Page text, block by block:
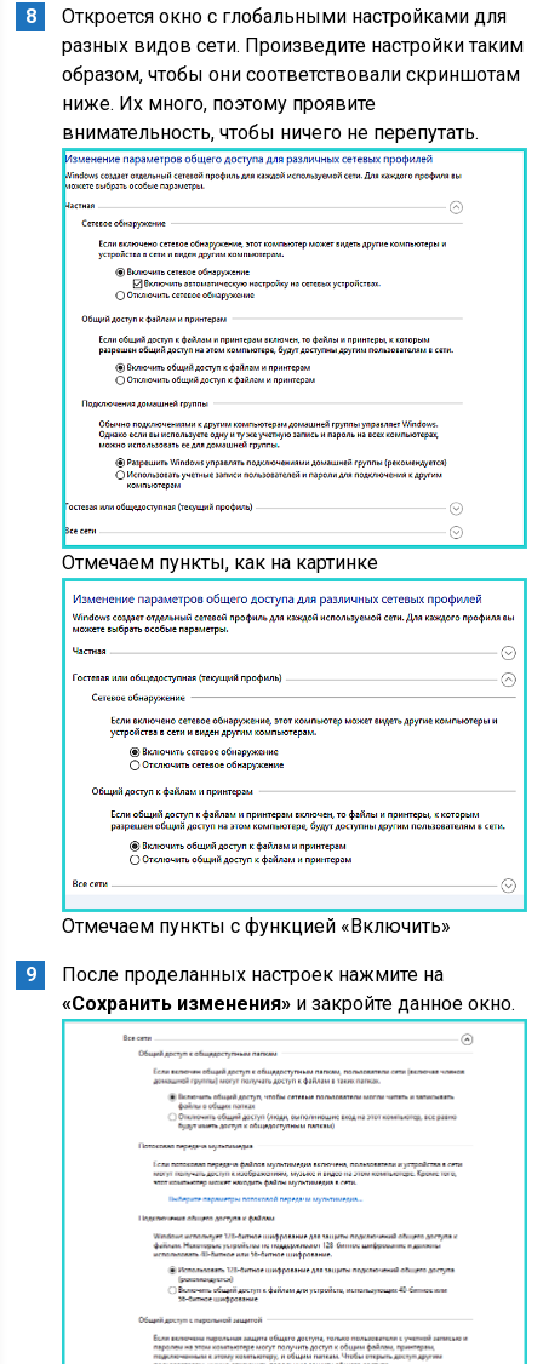
Откроется окно с глобальными настройками для
разных видов сети. Произведите настройки таким
образом, чтобы они соответствовали скриншотам
ниже. Их много, поэтому проявите
внимательность, чтобы ничего не перепутать.
Отмечаем пункты, как на картинке
Отмечаем пункты с функцией «Включить»
После проделанных настроек нажмите на
«Сохранить изменения» и закройте данное окно.